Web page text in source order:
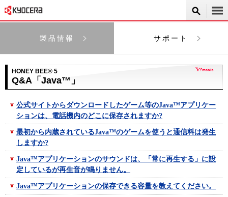
製品情報 サポート
HONEY BEE® 5
Q&A「Java™」
公式サイトからダウンロードしたゲーム等のJava™アプリケー
ションは、電話機内のどこに保存されますか?
最初から内蔵されているJava™のゲームを使うと通信料は発生
しますか?
Java™アプリケーションのサウンドは、「常に再生する」に設
定しているが再生音が鳴りません。
Java™アプリケーションの保存できる容量を教えてください。